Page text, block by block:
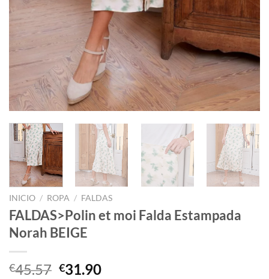
INICIO / ROPA / FALDAS
FALDAS>Polin et moi Falda Estampada
Norah BEIGE
€45.57 El
€31.90El